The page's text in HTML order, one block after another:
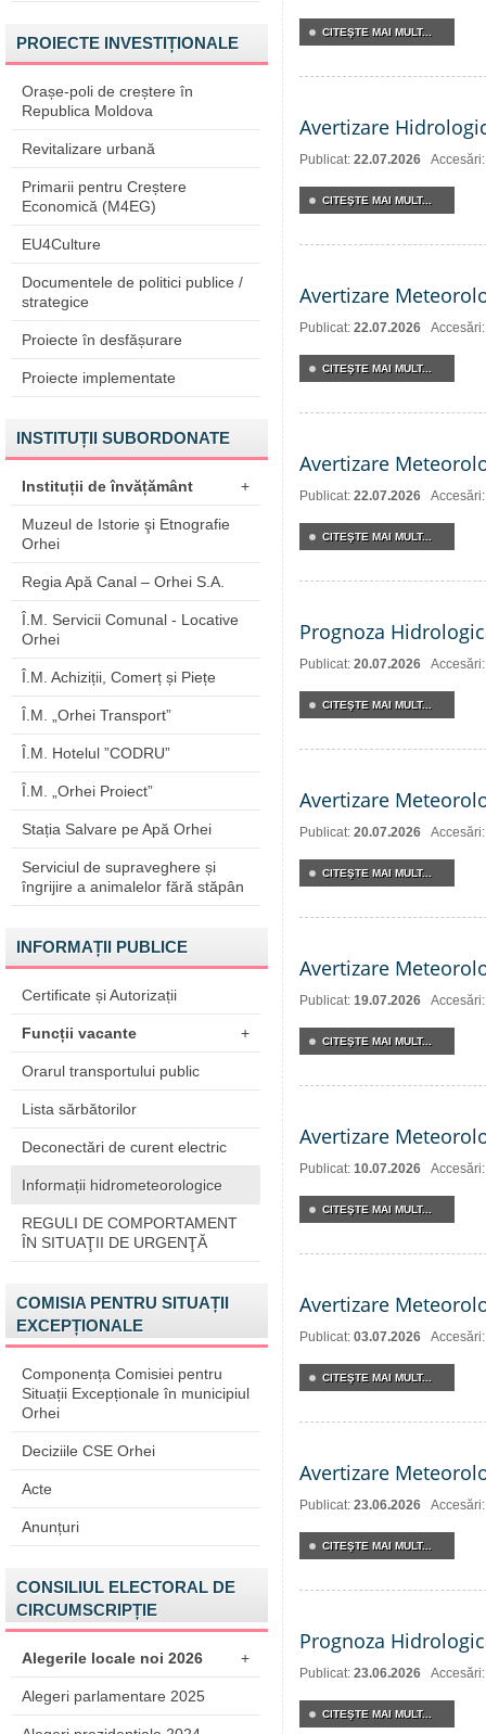
PROIECTE INVESTIȚIONALE
Orașe-poli de creștere în
Republica Moldova
Revitalizare urbană
Primarii pentru Creștere
Economică (M4EG)
EU4Culture
Documentele de politici publice /
strategice
Proiecte în desfășurare
Proiecte implementate
INSTITUȚII SUBORDONATE
Instituții de învățământ +
Muzeul de Istorie şi Etnografie
Orhei
Regia Apă Canal – Orhei S.A.
Î.M. Servicii Comunal - Locative
Orhei
Î.M. Achiziții, Comerț și Piețe
Î.M. „Orhei Transport”
Î.M. Hotelul ”CODRU”
Î.M. „Orhei Proiect”
Stația Salvare pe Apă Orhei
Serviciul de supraveghere și
îngrijire a animalelor fără stăpân
INFORMAȚII PUBLICE
Certificate și Autorizații
Funcții vacante +
Orarul transportului public
Lista sărbătorilor
Deconectări de curent electric
Informații hidrometeorologice
REGULI DE COMPORTAMENT
ÎN SITUAŢII DE URGENŢĂ
COMISIA PENTRU SITUAȚII
EXCEPȚIONALE
Componența Comisiei pentru
Situații Excepționale în municipiul
Orhei
Deciziile CSE Orhei
Acte
Anunțuri
CONSILIUL ELECTORAL DE
CIRCUMSCRIPȚIE
Alegerile locale noi 2026 +
Alegeri parlamentare 2025
CITEŞTE MAI MULT...
Avertizare
Publicat: 22.07.2026
CITEŞTE MAI MULT...
Avertizare
Publicat: 22.07.2026
CITEŞTE MAI MULT...
Avertizare
Publicat: 22.07.2026
CITEŞTE MAI MULT...
Prognoza
Publicat: 20.07.2026
CITEŞTE MAI MULT...
Avertizare
Publicat: 20.07.2026
CITEŞTE MAI MULT...
Avertizare
Publicat: 19.07.2026
CITEŞTE MAI MULT...
Avertizare
Publicat: 10.07.2026
CITEŞTE MAI MULT...
Avertizare
Publicat: 03.07.2026
CITEŞTE MAI MULT...
Avertizare
Publicat: 23.06.2026
CITEŞTE MAI MULT...
Prognoza
Publicat: 23.06.2026
CITEŞTE MAI MULT...